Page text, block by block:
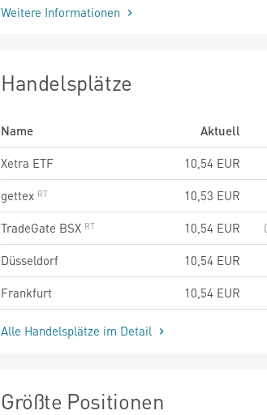
Weitere Informationen
Handelsplätze
Name Aktuell
Xetra ETF
10,54 EUR
gettex
10,53 EUR
TradeGate BSX
10,54 EUR
Düsseldorf
10,54 EUR
Frankfurt
10,54 EUR
Alle Handelsplätze im Detail
Größte Positionen